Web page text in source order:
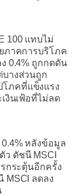
100 แทบไม่
ภาคการบริโภค
0.4% ถูกกดดัน
บางส่วนถูก
ภคที่แข็งแรง
งินเฟ้อที่ไม่ลด
หลังข้อมูล
ดัชนี MSCI
กระตุ้นอีกครั้ง
MSCI ลดลง